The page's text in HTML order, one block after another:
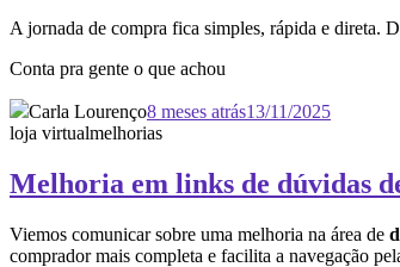
A jornada de compra fica simples, rápida e direta.
Conta pra gente o que achou
Carla Lourenço8 meses atrás13/11/2025
loja virtualmelhorias
Melhoria em links de dúvidas
Viemos comunicar sobre uma melhoria na área de
comprador mais completa e facilita a navegação